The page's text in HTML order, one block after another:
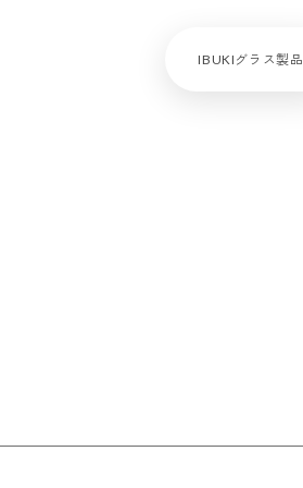
IBUKIグラス製品